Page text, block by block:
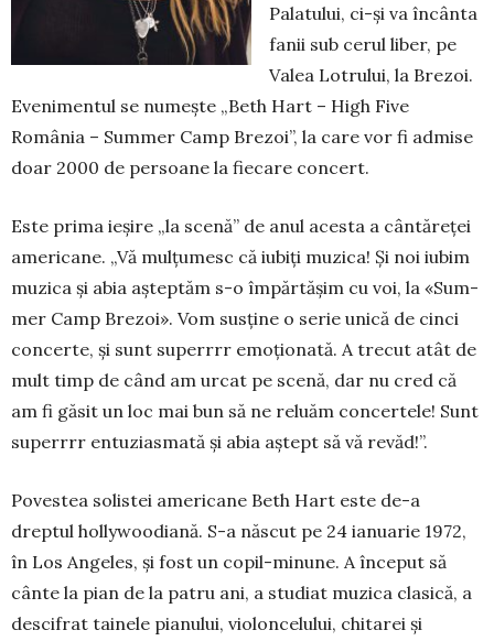
Palatului, ci-și va încânta
fanii sub cerul liber, pe
Valea Lotrului, la Brezoi.
Evenimentul se numește „Beth Hart – High Five
România – Sum­mer Camp Brezoi”, la care vor fi admise
doar 2000 de persoane la fiecare concert.
Este prima ieşire „la scenă” de anul acesta a cântăreței
ameri­cane. „Vă mulţumesc că iubiţi mu­zica! Şi noi iubim
muzica şi abia aştep­tăm s-o împărtăşim cu voi, la «Sum­
mer Camp Brezoi». Vom sus­ţine o serie unică de cinci
con­certe, şi sunt superrrr emoţionată. A trecut atât de
mult timp de când am urcat pe scenă, dar nu cred că
am fi găsit un loc mai bun să ne reluăm concertele! Sunt
superrrr entuziasmată şi abia aştept să vă revăd!”.
Povestea solistei americane Beth Hart este de-a
dreptul holly­woodiană. S-a născut pe 24 ianuarie 1972,
în Los Angeles, şi fost un copil-minune. A început să
cânte la pian de la patru ani, a studiat muzica cla­sică, a
descifrat tainele pianului, violoncelului, chitarei şi